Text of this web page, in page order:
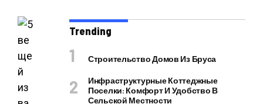
Trending
Строительство Домов Из Бруса
Инфраструктурные Коттеджные
Поселки: Комфорт И Удобство В
Сельской Местности